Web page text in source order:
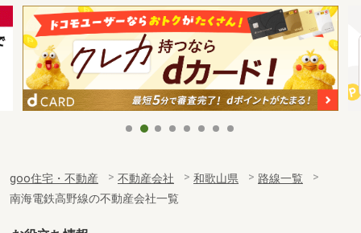
goo住宅・不動産 不動産会社 和歌山県
路線一覧
南海電鉄高野線の不動産会社一覧